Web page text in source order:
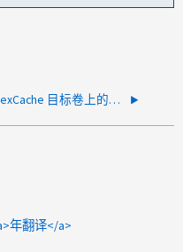
FlexCache 目标卷上的高延迟、无IOPS
年翻译</a>